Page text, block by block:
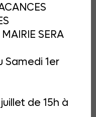
SERA
Samedi 1er
de 15h à